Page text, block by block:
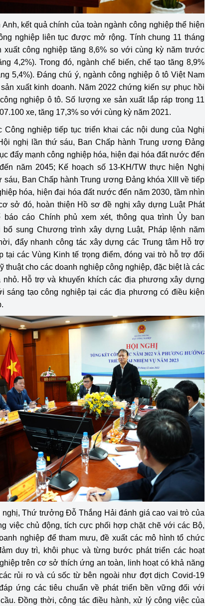
kết quả chính của toàn ngành công nghiệp thể hiện
nghiệp liên tục được mở rộng. Tính chung 11 tháng
xuất công nghiệp tăng 8,6% so với cùng kỳ năm trước
4,2%). Trong đó, ngành chế biến, chế tạo tăng 8,9%
5,4%). Đáng chú ý, ngành công nghiệp ô tô Việt Nam
xuất kinh doanh. Năm 2022 chứng kiến sự phục hồi
nghiệp ô tô. Số lượng xe sản xuất lắp ráp trong 11
xe, tăng 17,3% so với cùng kỳ năm 2021.
Công nghiệp tiếp tục triển khai các nội dung của Nghị
nghị lần thứ sáu, Ban Chấp hành Trung ương Đảng
đẩy mạnh công nghiệp hóa, hiện đại hóa đất nước đến
năm 2045; Kế hoạch số 13-KH/TW thực hiện Nghị
sáu, Ban Chấp hành Trung ương Đảng khóa XIII về tiếp
hóa, hiện đại hóa đất nước đến năm 2030, tầm nhìn
sở đó, hoàn thiện Hồ sơ đề nghị xây dựng Luật Phát
báo cáo Chính phủ xem xét, thông qua trình Ủy ban
sung Chương trình xây dựng Luật, Pháp lệnh năm
đẩy nhanh công tác xây dựng các Trung tâm Hỗ trợ
tại các Vùng Kinh tế trọng điểm, đóng vai trò hỗ trợ đổi
thuật cho các doanh nghiệp công nghiệp, đặc biệt là các
nhỏ. Hỗ trợ và khuyến khích các địa phương xây dựng
sáng tạo công nghiệp tại các địa phương có điều kiện
nghị, Thứ trưởng Đỗ Thắng Hải đánh giá cao vai trò của
việc chủ động, tích cực phối hợp chặt chẽ với các Bộ,
nghiệp để tham mưu, đề xuất các mô hình tổ chức
duy trì, khôi phục và từng bước phát triển các hoạt
trên cơ sở thích ứng an toàn, linh hoạt có khả năng
rủi ro và cú sốc từ bên ngoài như đợt dịch Covid-19
ứng các tiêu chuẩn về phát triển bền vững đối với
Đồng thời, công tác điều hành, xử lý công việc của